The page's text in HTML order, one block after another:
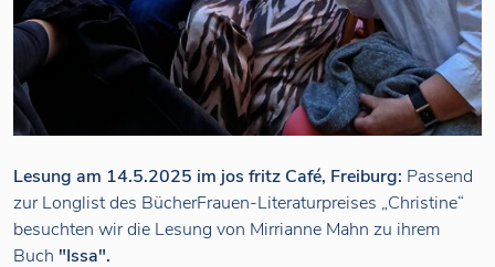
Lesung am 14.5.2025 im jos fritz Café, Freiburg: Passend
zur Longlist des BücherFrauen-Literaturpreises „Christine“
besuchten wir die Lesung von Mirrianne Mahn zu ihrem
Buch "Issa".